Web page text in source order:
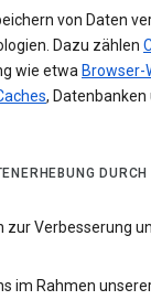
von Daten
Dazu zählen
wie etwa Browser-
, Datenbanken
DURCH
zur Verbesserung
im Rahmen